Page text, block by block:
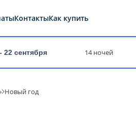
КонтактыКак купить
22 сентября 14 ночей
Новый год